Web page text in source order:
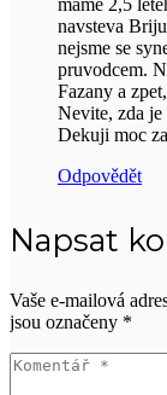
mame 2,5
navsteva
nejsme se
pruvodcem.
Fazany a
Nevite, zda je
Dekuji moc
Odpovědět
Napsat
Vaše e-mailová
jsou označeny *